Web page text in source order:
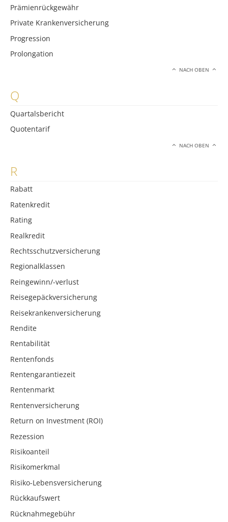
Prämienrückgewähr
Private Krankenversicherung
Progression
Prolongation
NACH OBEN
Q
Quartalsbericht
Quotentarif
NACH OBEN
R
Rabatt
Ratenkredit
Rating
Realkredit
Rechtsschutzversicherung
Regionalklassen
Reingewinn/-verlust
Reisegepäckversicherung
Reisekrankenversicherung
Rendite
Rentabilität
Rentenfonds
Rentengarantiezeit
Rentenmarkt
Rentenversicherung
Return on Investment (ROI)
Rezession
Risikoanteil
Risikomerkmal
Risiko-Lebensversicherung
Rückkaufswert
Rücknahmegebühr